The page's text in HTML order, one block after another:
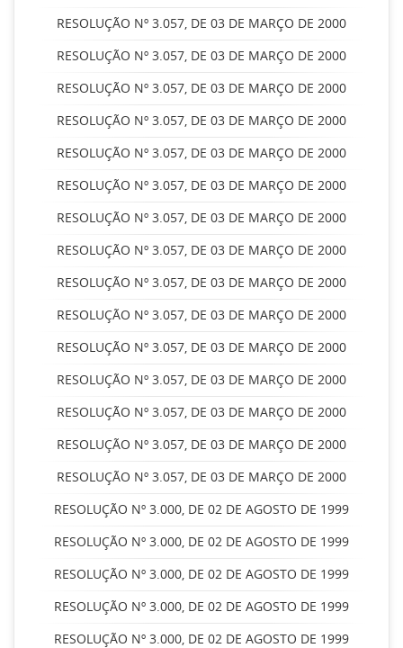
RESOLUÇÃO Nº 3.057, DE 03 DE MARÇO DE 2000
RESOLUÇÃO Nº 3.057, DE 03 DE MARÇO DE 2000
RESOLUÇÃO Nº 3.057, DE 03 DE MARÇO DE 2000
RESOLUÇÃO Nº 3.057, DE 03 DE MARÇO DE 2000
RESOLUÇÃO Nº 3.057, DE 03 DE MARÇO DE 2000
RESOLUÇÃO Nº 3.057, DE 03 DE MARÇO DE 2000
RESOLUÇÃO Nº 3.057, DE 03 DE MARÇO DE 2000
RESOLUÇÃO Nº 3.057, DE 03 DE MARÇO DE 2000
RESOLUÇÃO Nº 3.057, DE 03 DE MARÇO DE 2000
RESOLUÇÃO Nº 3.057, DE 03 DE MARÇO DE 2000
RESOLUÇÃO Nº 3.057, DE 03 DE MARÇO DE 2000
RESOLUÇÃO Nº 3.057, DE 03 DE MARÇO DE 2000
RESOLUÇÃO Nº 3.057, DE 03 DE MARÇO DE 2000
RESOLUÇÃO Nº 3.057, DE 03 DE MARÇO DE 2000
RESOLUÇÃO Nº 3.057, DE 03 DE MARÇO DE 2000
RESOLUÇÃO Nº 3.000, DE 02 DE AGOSTO DE 1999
RESOLUÇÃO Nº 3.000, DE 02 DE AGOSTO DE 1999
RESOLUÇÃO Nº 3.000, DE 02 DE AGOSTO DE 1999
RESOLUÇÃO Nº 3.000, DE 02 DE AGOSTO DE 1999
RESOLUÇÃO Nº 3.000, DE 02 DE AGOSTO DE 1999